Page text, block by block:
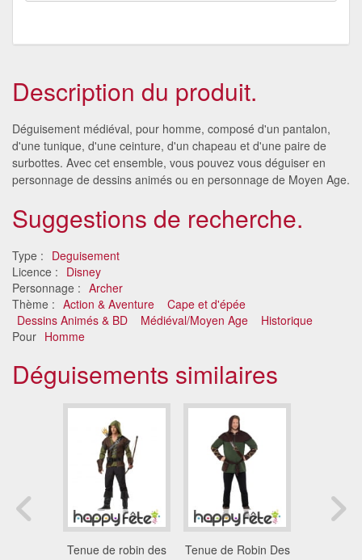
Description du produit.
Déguisement médiéval, pour homme, composé d'un pantalon,
d'une tunique, d'une ceinture, d'un chapeau et d'une paire de
surbottes. Avec cet ensemble, vous pouvez vous déguiser en
personnage de dessins animés ou en personnage de Moyen Age.
Suggestions de recherche.
Type : Deguisement
Licence : Disney
Personnage : Archer
Thème : Action & Aventure
Cape et d'épée
Dessins Animés & BD
Médiéval/Moyen Age
Historique
Pour Homme
Déguisements similaires
Tenue de robin des
Tenue de Robin Des